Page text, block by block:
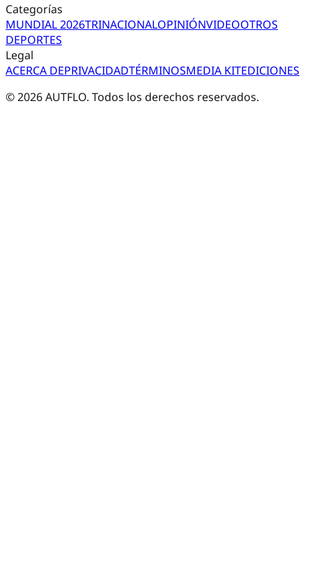
Categorías
MUNDIAL 2026TRINACIONALOPINIÓNVIDEOOTROS
DEPORTES
Legal
ACERCA DEPRIVACIDADTÉRMINOSMEDIA KITEDICIONES
©2026AUTFLO. Todos los derechos reservados.